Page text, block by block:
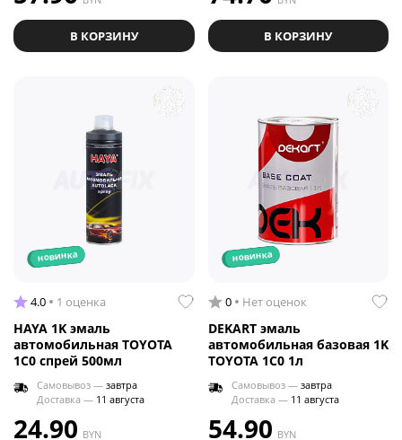
В КОРЗИНУ В КОРЗИНУ
новинка
4.0 1 оценка
HAYA 1K эмаль
автомобильная TOYOTA
1C0 спрей 500мл
Самовывоз — завтра
Доставка — 11 августа
24.90 BYN
новинка
0 Нет оценок
DEKART эмаль
автомобильная базовая 1K
TOYOTA 1C0 1л
Самовывоз — завтра
Доставка — 11 августа
54.90 BYN